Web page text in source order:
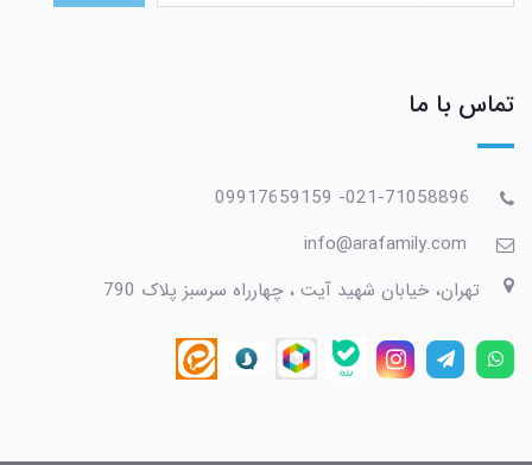
تماس با ما
تهران، خیابان شهید آیت ، چهارراه سرسبز پلاک 790